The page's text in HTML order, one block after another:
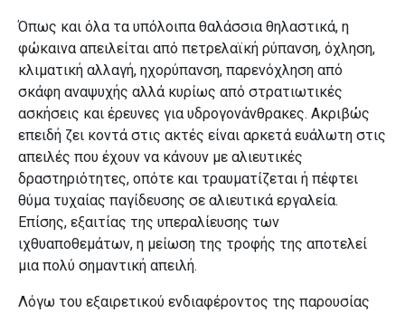
Όπως και όλα τα υπόλοιπα θαλάσσια θηλαστικά, η
φώκαινα απειλείται από πετρελαϊκή ρύπανση, όχληση,
κλιματική αλλαγή, ηχορύπανση, παρενόχληση από
σκάφη αναψυχής αλλά κυρίως από στρατιωτικές
ασκήσεις και έρευνες για υδρογονάνθρακες. Ακριβώς
επειδή ζει κοντά στις ακτές είναι αρκετά ευάλωτη στις
απειλές που έχουν να κάνουν με αλιευτικές
δραστηριότητες, οπότε και τραυματίζεται ή πέφτει
θύμα τυχαίας παγίδευσης σε αλιευτικά εργαλεία.
Επίσης, εξαιτίας της υπεραλίευσης των
ιχθυαποθεμάτων, η μείωση της τροφής της αποτελεί
μια πολύ σημαντική απειλή.
Λόγω του εξαιρετικού ενδιαφέροντος της παρουσίας